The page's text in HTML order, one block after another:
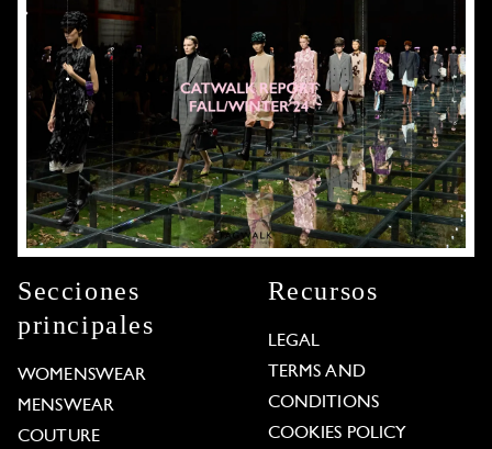
Secciones
principales
WOMENSWEAR
MENSWEAR
COUTURE
Recursos
LEGAL
TERMS AND
CONDITIONS
COOKIES POLICY